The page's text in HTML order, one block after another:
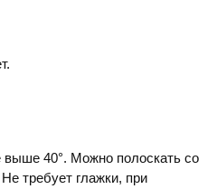
выше 40°. Можно полоскать со
требует глажки, при